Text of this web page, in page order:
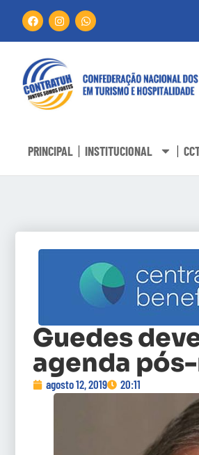
PRINCIPAL INSTITUCIONAL
Guedes
agenda
agosto 12, 2019 20:11